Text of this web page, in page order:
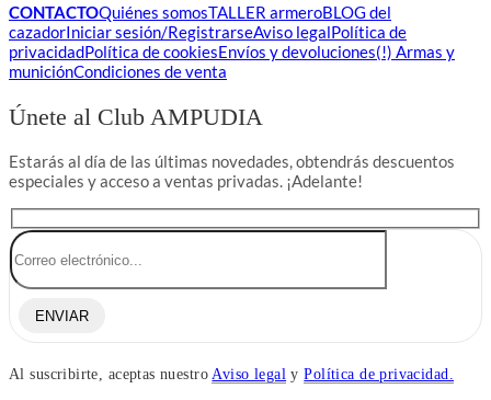
CONTACTOQuiénes somosTALLER armeroBLOG del
cazadorIniciar sesión/RegistrarseAviso legalPolítica de
privacidadPolítica de cookiesEnvíos y devoluciones(!) Armas y
municiónCondiciones de venta
Únete al Club AMPUDIA
Estarás al día de las últimas novedades, obtendrás descuentos
especiales y acceso a ventas privadas. ¡Adelante!
ENVIAR
Al suscribirte, aceptas nuestroAviso legal yPolítica de privacidad.